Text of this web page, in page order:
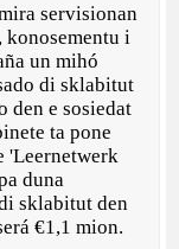
servisionan
i
un mihó
di sklabitut
den e sosiedat
ta pone
'Leernetwerk
duna
sklabitut den
€1,1 mion.